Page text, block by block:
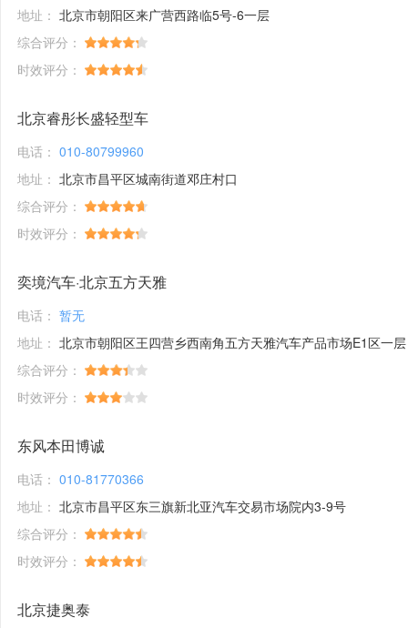
地址： 北京市朝阳区来广营西路临5号-6一层
综合评分：
时效评分：
北京睿彤长盛轻型车
电话： 010-80799960
地址： 北京市昌平区城南街道邓庄村口
综合评分：
时效评分：
奕境汽车·北京五方天雅
电话： 暂无
地址： 北京市朝阳区王四营乡西南角五方天雅汽车产品市场E1区一层
综合评分：
时效评分：
东风本田博诚
电话： 010-81770366
地址： 北京市昌平区东三旗新北亚汽车交易市场院内3-9号
综合评分：
时效评分：
北京捷奥泰